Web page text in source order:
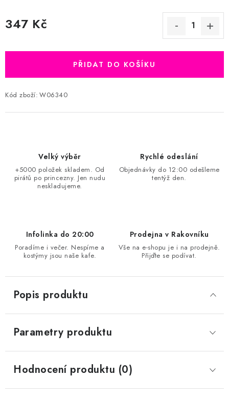
347 Kč
PŘIDAT DO KOŠÍKU
Kód zboží: W06340
Velký výběr
+5000 položek skladem. Od
pirátů po princezny. Jen nudu
neskladujeme.
Rychlé odeslání
Objednávky do 12:00 odešleme
tentýž den.
Infolinka do 20:00
Poradíme i večer. Nespíme a
kostýmy jsou naše kafe.
Prodejna v Rakovníku
Vše na e-shopu je i na prodejně.
Přijďte se podívat.
Popis produktu
Parametry produktu
Hodnocení produktu (0)